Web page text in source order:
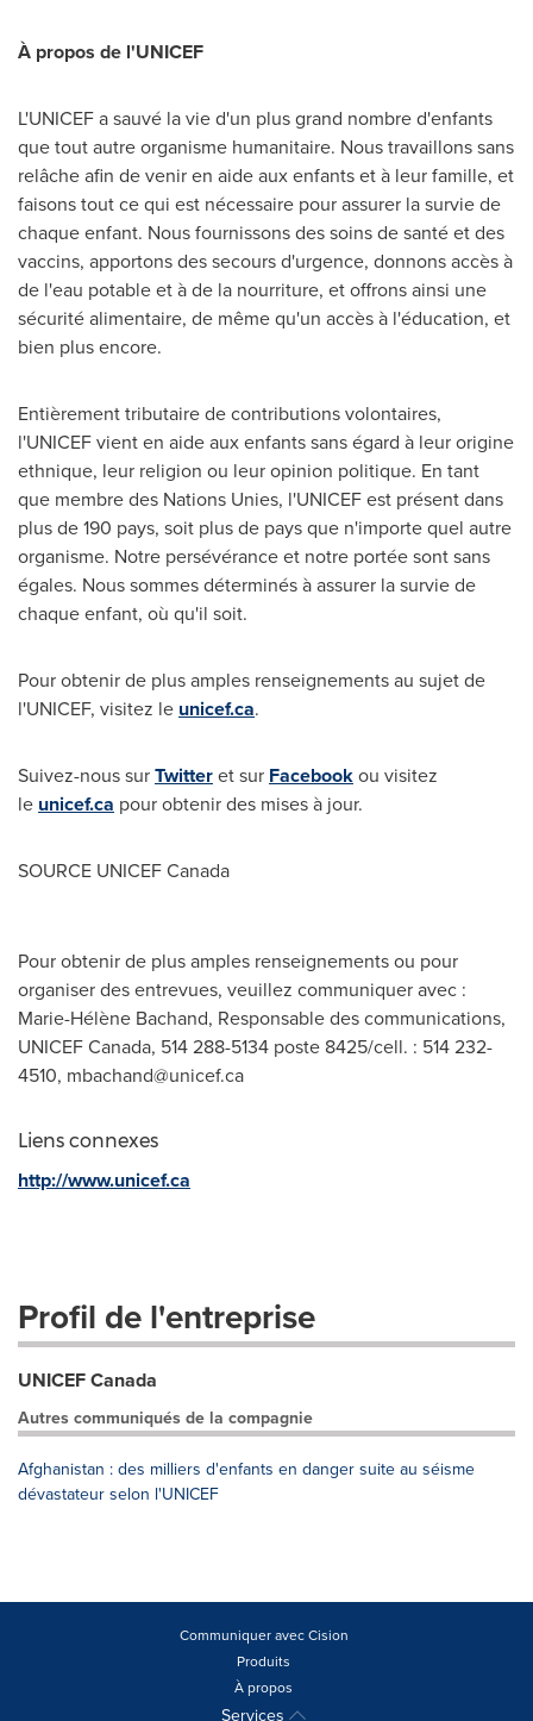
À propos de l'UNICEF
L'UNICEF a sauvé la vie d'un plus grand nombre d'enfants
que tout autre organisme humanitaire. Nous travaillons sans
relâche afin de venir en aide aux enfants et à leur famille, et
faisons tout ce qui est nécessaire pour assurer la survie de
chaque enfant. Nous fournissons des soins de santé et des
vaccins, apportons des secours d'urgence, donnons accès à
de l'eau potable et à de la nourriture, et offrons ainsi une
sécurité alimentaire, de même qu'un accès à l'éducation, et
bien plus encore.
Entièrement tributaire de contributions volontaires,
l'UNICEF vient en aide aux enfants sans égard à leur origine
ethnique, leur religion ou leur opinion politique. En tant
que membre des Nations Unies, l'UNICEF est présent dans
plus de 190 pays, soit plus de pays que n'importe quel autre
organisme. Notre persévérance et notre portée sont sans
égales. Nous sommes déterminés à assurer la survie de
chaque enfant, où qu'il soit.
Pour obtenir de plus amples renseignements au sujet de
l'UNICEF, visitez le unicef.ca.
Suivez-nous surTwitteret sur Facebookou visitez
le unicef.ca pour obtenir des mises à jour.
SOURCE UNICEF Canada
Pour obtenir de plus amples renseignements ou pour
organiser des entrevues, veuillez communiquer avec :
Marie-Hélène Bachand, Responsable des communications,
UNICEF Canada, 514 288-5134 poste 8425/cell. : 514 232-
4510, mbachand@unicef.ca
Liens connexes
http://www.unicef.ca
Profil de l'entreprise
UNICEF Canada
Autres communiqués de la compagnie
Afghanistan : des milliers d'enfants en danger suite au séisme
dévastateur selon l'UNICEF
Communiquer avec Cision
Produits
À propos
Services